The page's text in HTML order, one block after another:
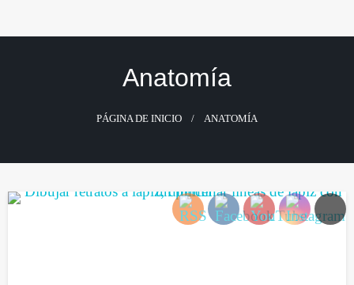
contenido
Anatomía
PÁGINA DE INICIO ANATOMÍA